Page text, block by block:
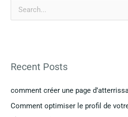
e
h
Recent Posts
comment créer une page
Comment optimiser le profil de